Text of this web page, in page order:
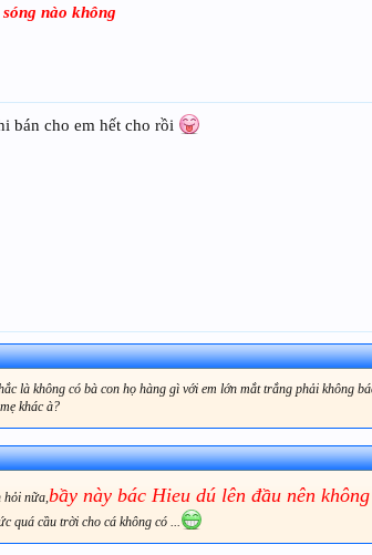
nào không
bán cho em hết cho rồi
là không có bà con họ hàng gì với em lớn mắt trắng phải không
khác à?
hỏi nữa,bầy này bác Hieu dú lên đầu nên
quá cầu trời cho cá không có ...